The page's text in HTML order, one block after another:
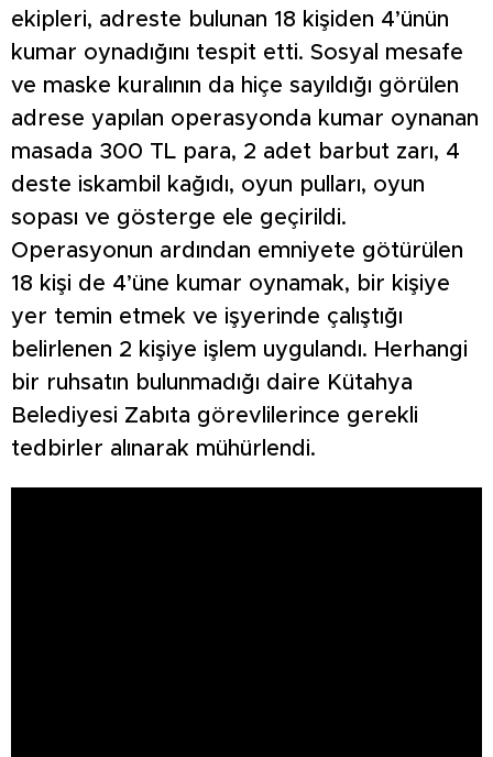
ekipleri, adreste bulunan 18 kişiden 4’ünün
kumar oynadığını tespit etti. Sosyal mesafe
ve maske kuralının da hiçe sayıldığı görülen
adrese yapılan operasyonda kumar oynanan
masada 300 TL para, 2 adet barbut zarı, 4
deste iskambil kağıdı, oyun pulları, oyun
sopası ve gösterge ele geçirildi.
Operasyonun ardından emniyete götürülen
18 kişi de 4’üne kumar oynamak, bir kişiye
yer temin etmek ve işyerinde çalıştığı
belirlenen 2 kişiye işlem uygulandı. Herhangi
bir ruhsatın bulunmadığı daire Kütahya
Belediyesi Zabıta görevlilerince gerekli
tedbirler alınarak mühürlendi.